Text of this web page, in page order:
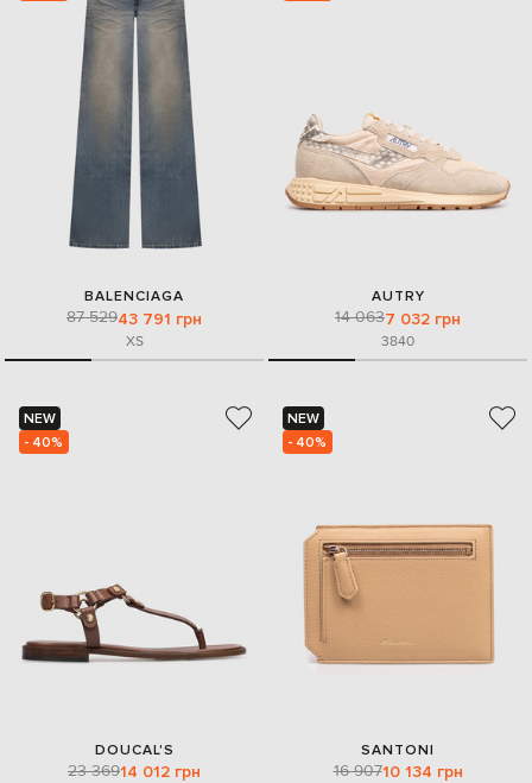
BALENCIAGA
87 52943 791 грн
XS
AUTRY
14 0637 032 грн
3840
NEW
- 40%
DOUCAL'S
23 36914 012 грн
NEW
- 40%
SANTONI
16 90710 134 грн